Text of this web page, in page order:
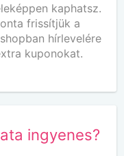
kaphatsz.
frissítjük a
hírlevelére
kuponokat.
ingyenes?